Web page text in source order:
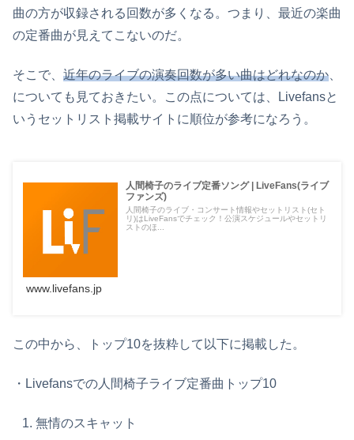
曲の方が収録される回数が多くなる。つまり、最近の楽曲
の定番曲が見えてこないのだ。
そこで、 近年のライブの演奏回数が多い曲はどれなのか
についても見ておきたい。この点については、Livefansと
いうセットリスト掲載サイトに順位が参考になろう。
人間椅子のライブ定番ソング | LiveFans(ライブ
ファンズ)
人間椅子のライブ・コンサート情報やセットリスト(セト
リ)はLiveFansでチェック！公演スケジュールやセットリ
ストのほ...
www.livefans.jp
この中から、トップ10を抜粋して以下に掲載した。
・Livefansでの人間椅子ライブ定番曲トップ10
無情のスキャット